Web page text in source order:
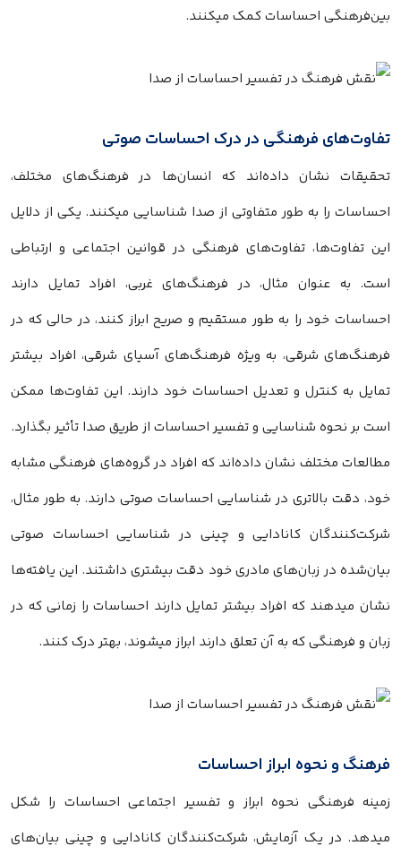
بین‌فرهنگی احساسات کمک میکنند.
تفاوت‌های فرهنگی در درک احساسات صوتی
تحقیقات نشان داده‌اند که انسان‌ها در فرهنگ‌های مختلف،
احساسات را به طور متفاوتی از صدا شناسایی میکنند. یکی از دلایل
این تفاوت‌ها، تفاوت‌های فرهنگی در قوانین اجتماعی و ارتباطی
است. به عنوان مثال، در فرهنگ‌های غربی، افراد تمایل دارند
احساسات خود را به طور مستقیم و صریح ابراز کنند، در حالی که در
فرهنگ‌های شرقی، به ویژه فرهنگ‌های آسیای شرقی، افراد بیشتر
تمایل به کنترل و تعدیل احساسات خود دارند. این تفاوت‌ها ممکن
است بر نحوه شناسایی و تفسیر احساسات از طریق صدا تأثیر بگذارد.
مطالعات مختلف نشان داده‌اند که افراد در گروه‌های فرهنگی مشابه
خود، دقت بالاتری در شناسایی احساسات صوتی دارند. به طور مثال،
شرکت‌کنندگان کانادایی و چینی در شناسایی احساسات صوتی
بیان‌شده در زبان‌های مادری خود دقت بیشتری داشتند. این یافته‌ها
نشان میدهند که افراد بیشتر تمایل دارند احساسات را زمانی که در
زبان و فرهنگی که به آن تعلق دارند ابراز میشوند، بهتر درک کنند.
فرهنگ و نحوه ابراز احساسات
زمینه فرهنگی نحوه ابراز و تفسیر اجتماعی احساسات را شکل
میدهد. در یک آزمایش، شرکت‌کنندگان کانادایی و چینی بیان‌های